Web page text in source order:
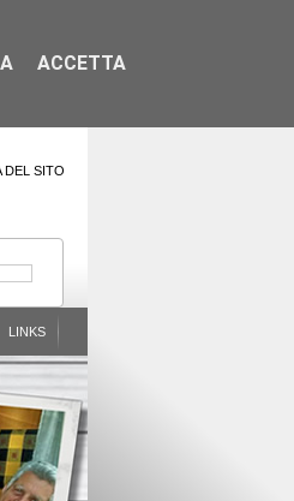
DEL SITO
LINKS
ACCETTA